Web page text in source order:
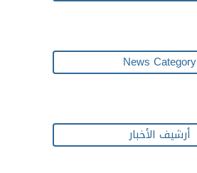
News Category
أرشيف الأخبار